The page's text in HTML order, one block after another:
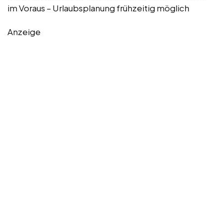
im Voraus – Urlaubsplanung frühzeitig möglich
Anzeige